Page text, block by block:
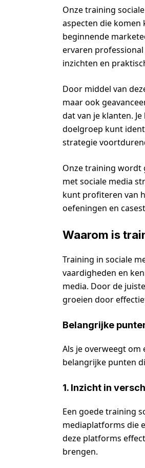
Onze training
aspecten die komen
beginnende
ervaren
inzichten en
Door middel van
maar ook
dat van je klanten.
doelgroep kunt
strategie
Onze training wordt
met sociale media
kunt profiteren van
oefeningen en
Waarom is
Training in sociale
vaardigheden en
media. Door de
groeien door
Belangrijke
Als je overweegt om
belangrijke punten
1. Inzicht in
Een goede training
mediaplatforms die
deze platforms
brengen.